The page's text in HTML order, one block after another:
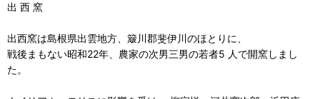
出 西 窯
出西窯は島根県出雲地方、簸川郡斐伊川のほとりに、
戦後まもない昭和22年、農家の次男三男の若者5 人で開窯しまし
た。